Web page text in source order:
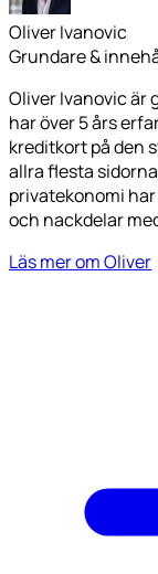
Oliver Ivanovic
Grundare &
Oliver Ivanovic är
har över 5 års
kreditkort på den
allra flesta
privatekonomi
och nackdelar
Läs mer om Oliver